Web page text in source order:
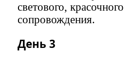
светового, красочного
сопровождения.
День 3